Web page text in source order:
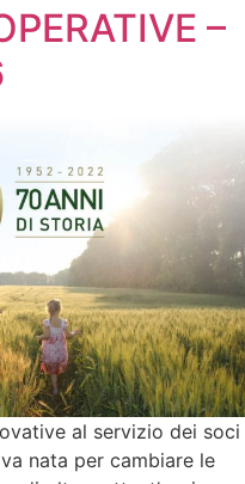
–
al servizio dei soci
nata per cambiare le